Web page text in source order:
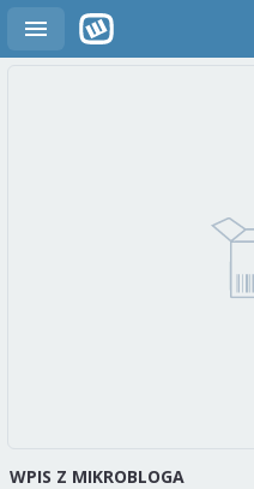
WPIS Z MIKROBLOGA